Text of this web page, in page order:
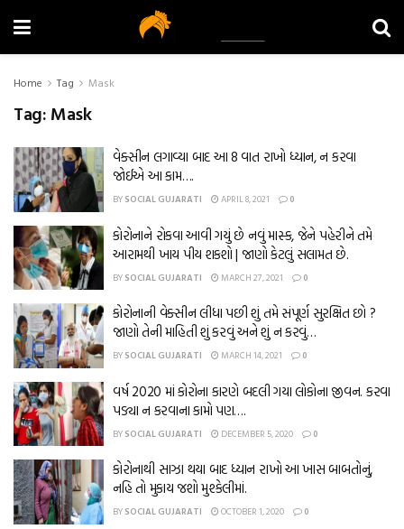
Home Tag Mask
Tag: Mask
વેક્સીન લગાવ્યા બાદ આ 8 વાત રાખો ધ્યાન, ન કરવા
જોઈએ આ કામ….
BY SOCIAL GUJARATI APRIL 8, 2021 0
કોરોનાને રોકવા આવી ગયું છે નવું માસ્ક, જેને પહેરીને તમે
આરામથી ખાય પીય શકશો | જાણો કેટલું સલામત છે.
BY SOCIAL GUJARATI MARCH 27, 2021 0
કોરોનાની વેક્સીન લીધા પછી શું તમે સંપૂર્ણ સુરક્ષિત છો ?
જાણો તેની માહિતી શું કરવું અને શું ન કરવું…
BY SOCIAL GUJARATI MARCH 14, 2021 0
વર્ષ 2020 માં કોરોના કારણે બદલી ગયા લોકોના જીવન. કરવા
પડ્યા ન કરવાના કામો પણ….
BY SOCIAL GUJARATI DECEMBER 5, 2020 0
કોરોનાથી સાઝા થયા બાદ ધ્યાન રાખો આ ખાસ બાબતોનું,
નહિ તો મુકાય જશો મુશ્કેલીમાં.
BY SOCIAL GUJARATI OCTOBER 1, 2020 0